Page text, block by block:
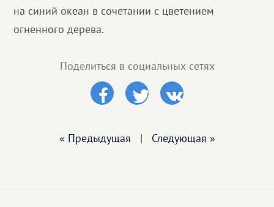
на синий океан в сочетании с цветением
огненного дерева.
Поделиться в социальных сетях
« Предыдущая | Следующая »